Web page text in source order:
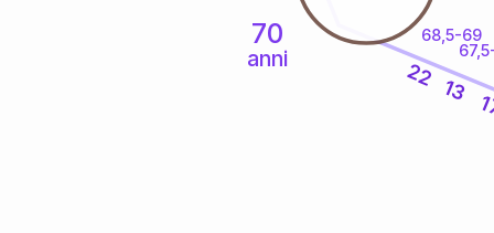
70
anni
68,5-69
13
22